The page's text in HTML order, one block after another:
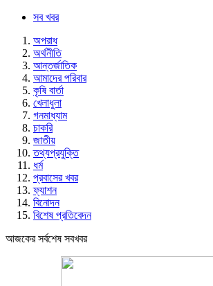
সব খবর
অপরাধ
অর্থনীতি
আন্তর্জাতিক
আমাদের পরিবার
কৃষি বার্তা
খেলাধুলা
গনমাধ্যাম
চাকরি
জাতীয়
তথ্যপ্রযুক্তি
ধর্ম
প্রবাসের খবর
ফ্যাশন
বিনোদন
বিশেষ প্রতিবেদন
আজকের সর্বশেষ সবখবর